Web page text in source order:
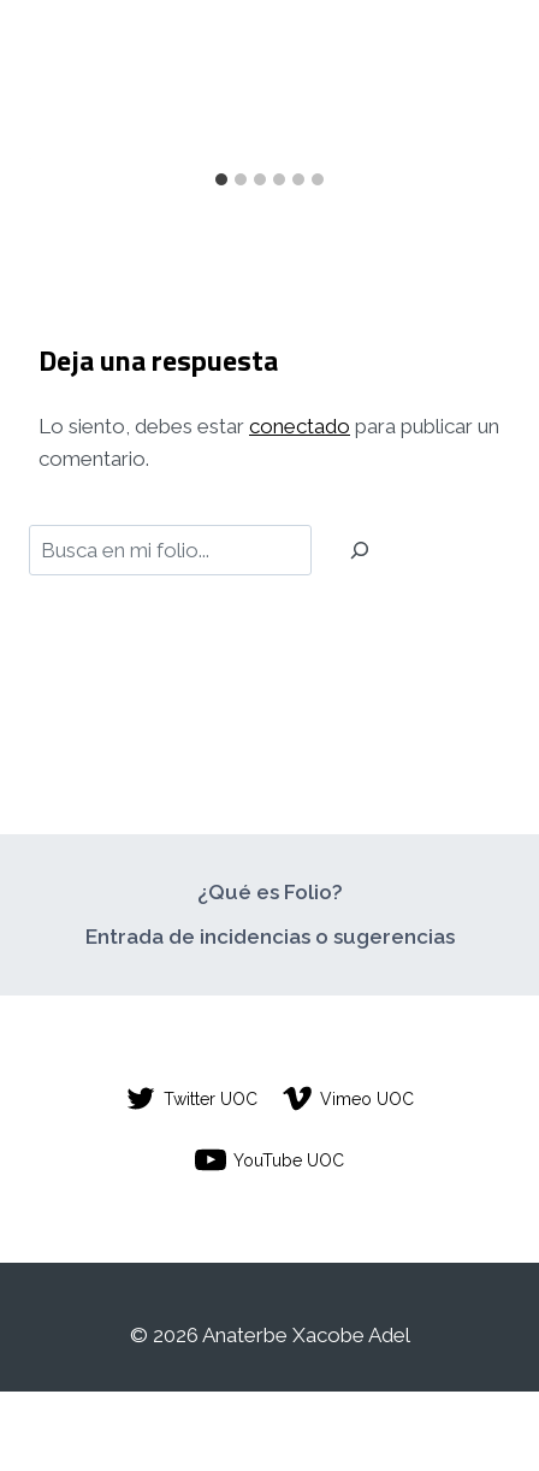
Deja una respuesta
Lo siento, debes estar conectado para publicar un
comentario.
Buscar
¿Qué es Folio?
Entrada de incidencias o sugerencias
Twitter UOC Vimeo UOC
YouTube UOC
© 2026 Anaterbe Xacobe Adel